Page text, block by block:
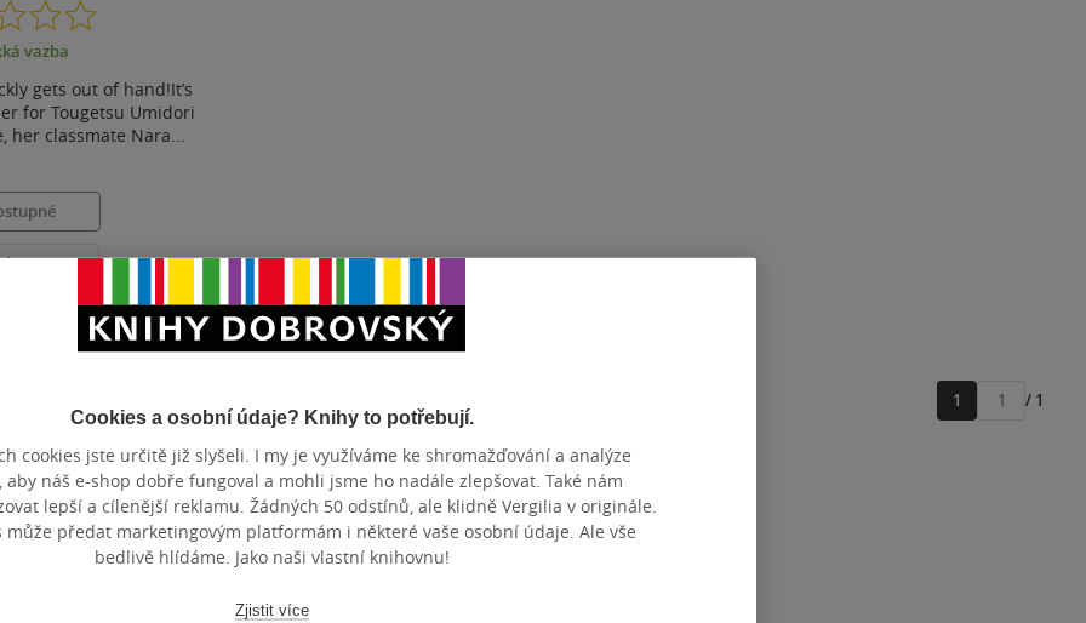
0.0
z
5 vazba
gets out of hand!It’s
for Tougetsu Umidori
classmate Nara...
seznamu
Zobrazeno 3 z 3
1
Přejít
/ 1
Cookies a osobní údaje? Knihy to potřebují.
cookies jste určitě již slyšeli. I my je využíváme ke shromažďování a analýze
aby náš e-shop dobře fungoval a mohli jsme ho nadále zlepšovat. Také nám
lepší a cílenější reklamu. Žádných 50 odstínů, ale klidně Vergilia v originále.
může předat marketingovým platformám i některé vaše osobní údaje. Ale vše
bedlivě hlídáme. Jako naši vlastní knihovnu!
Zjistit více